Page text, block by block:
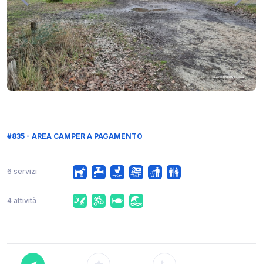
#835 - AREA CAMPER A PAGAMENTO
6 servizi
4 attività